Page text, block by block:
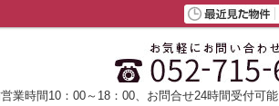
業時間10：00～18：00、お問合せ24時間受付可能